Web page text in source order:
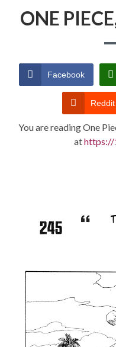
TERMS AND
CONDITIONS
ONE
Facebook
Reddit
You are reading One
athttps://